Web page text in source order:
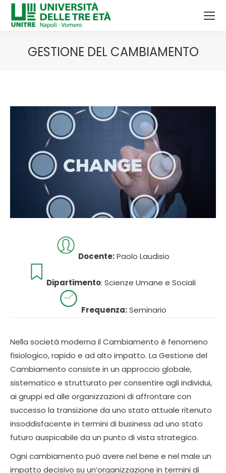
GESTIONE DEL CAMBIAMENTO
Docente:Paolo Laudisio
Dipartimento: Scienze Umane e Sociali
Frequenza:Seminario
Nella società moderna il Cambiamento è fenomeno
fisiologico, rapido e ad alto impatto. La Gestione del
Cambiamento consiste in un approccio globale,
sistematico e strutturato per consentire agli individui,
ai gruppi ed alle organizzazioni di affrontare con
successo la transizione da uno stato attuale ritenuto
insoddisfacente in termini di business ad uno stato
futuro auspicabile da un punto di vista strategico.
Ogni cambiamento può avere nel bene e nel male un
impatto decisivo su un’organizzazione in termini di